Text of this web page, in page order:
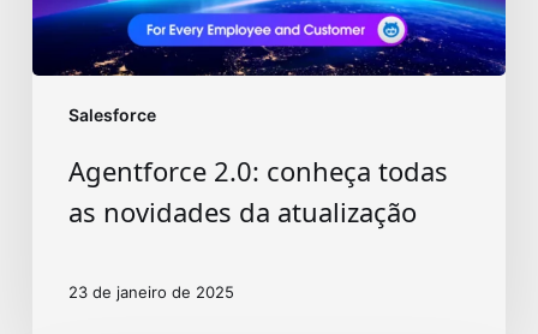
Salesforce
Agentforce 2.0: conheça todas
as novidades da atualização
23 de janeiro de 2025